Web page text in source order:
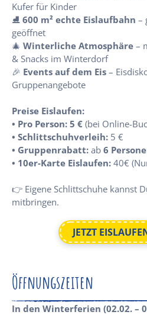
Kufer für Kinder
⛸ 600 m² echte Eislaufbahn –
geöffnet
🎄 Winterliche Atmosphäre –
& Snacks im Winterdorf
🎉 Events auf dem Eis –
Gruppenangebote
Preise Eislaufen:
• Pro Person: 5 € (bei Online-
• Schlittschuhverleih: 5 €
• Gruppenrabatt: ab 6
• 10er-Karte Eislaufen: 40€
👉 Eigene Schlittschuhe kannst
mitbringen.
JETZT
Öffnungszeiten
In den Winterferien (02.02. –